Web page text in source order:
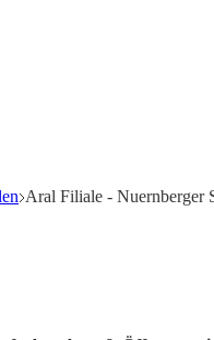
Aral Filiale - Nuernberger